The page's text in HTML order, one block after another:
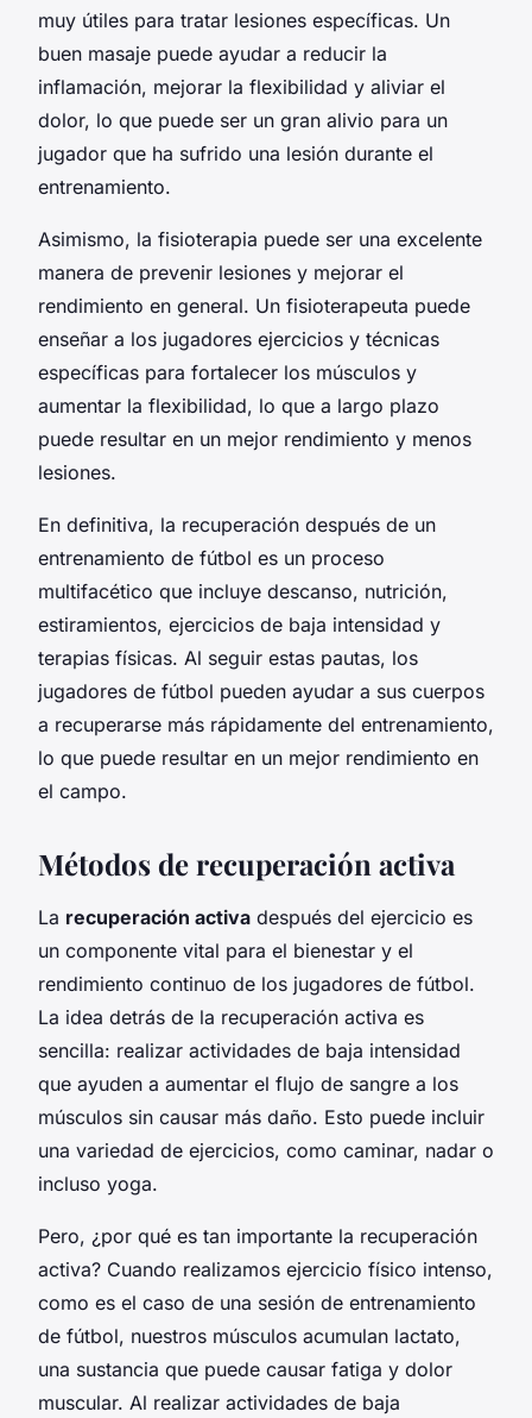
muy útiles para tratar lesiones específicas. Un
buen masaje puede ayudar a reducir la
inflamación, mejorar la flexibilidad y aliviar el
dolor, lo que puede ser un gran alivio para un
jugador que ha sufrido una lesión durante el
entrenamiento.
Asimismo, la fisioterapia puede ser una excelente
manera de prevenir lesiones y mejorar el
rendimiento en general. Un fisioterapeuta puede
enseñar a los jugadores ejercicios y técnicas
específicas para fortalecer los músculos y
aumentar la flexibilidad, lo que a largo plazo
puede resultar en un mejor rendimiento y menos
lesiones.
En definitiva, la recuperación después de un
entrenamiento de fútbol es un proceso
multifacético que incluye descanso, nutrición,
estiramientos, ejercicios de baja intensidad y
terapias físicas. Al seguir estas pautas, los
jugadores de fútbol pueden ayudar a sus cuerpos
a recuperarse más rápidamente del entrenamiento,
lo que puede resultar en un mejor rendimiento en
el campo.
Métodos de recuperación activa
La recuperación activa después del ejercicio es
un componente vital para el bienestar y el
rendimiento continuo de los jugadores de fútbol.
La idea detrás de la recuperación activa es
sencilla: realizar actividades de baja intensidad
que ayuden a aumentar el flujo de sangre a los
músculos sin causar más daño. Esto puede incluir
una variedad de ejercicios, como caminar, nadar o
incluso yoga.
Pero, ¿por qué es tan importante la recuperación
activa? Cuando realizamos ejercicio físico intenso,
como es el caso de una sesión de entrenamiento
de fútbol, nuestros músculos acumulan lactato,
una sustancia que puede causar fatiga y dolor
muscular. Al realizar actividades de baja